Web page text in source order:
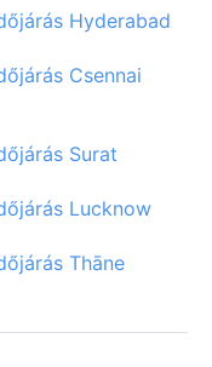
Hyderabad
Csennai
Surat
Lucknow
Thāne